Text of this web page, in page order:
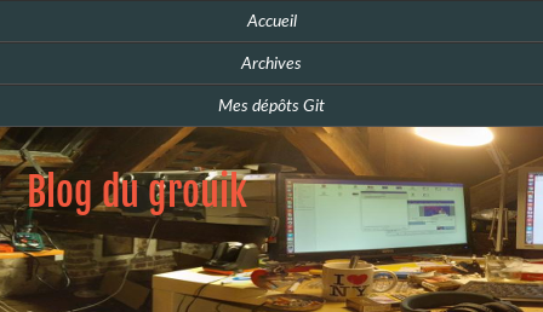
Accueil
Archives
Mes dépôts Git
Blog du grouik